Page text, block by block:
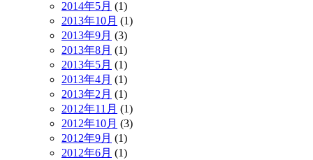
2014年5月 (1)
2013年10月 (1)
2013年9月 (3)
2013年8月 (1)
2013年5月 (1)
2013年4月 (1)
2013年2月 (1)
2012年11月 (1)
2012年10月 (3)
2012年9月 (1)
2012年6月 (1)